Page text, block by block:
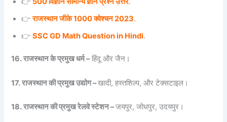
👉राजस्थान जीके 1000 क्वेश्चन 2023.
👉SSC GD Math Question in Hindi.
16. राजस्थान के प्रमुख धर्म –हिंदू और जैन।
17. राजस्थान की प्रमुख उद्योग –खादी, हस्तशिल्प, और टेक्सटाइल।
18. राजस्थान की प्रमुख रेलवे स्टेशन –जयपुर, जोधपुर, उदयपुर।